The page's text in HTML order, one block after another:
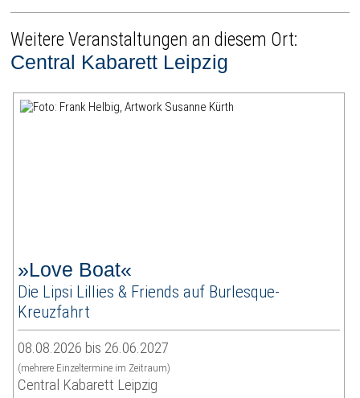
Weitere Veranstaltungen an diesem Ort:
Central Kabarett Leipzig
»Love Boat«
Die Lipsi Lillies & Friends auf Burlesque-
Kreuzfahrt
08.08.2026 bis 26.06.2027
(mehrere Einzeltermine im Zeitraum)
Central Kabarett Leipzig